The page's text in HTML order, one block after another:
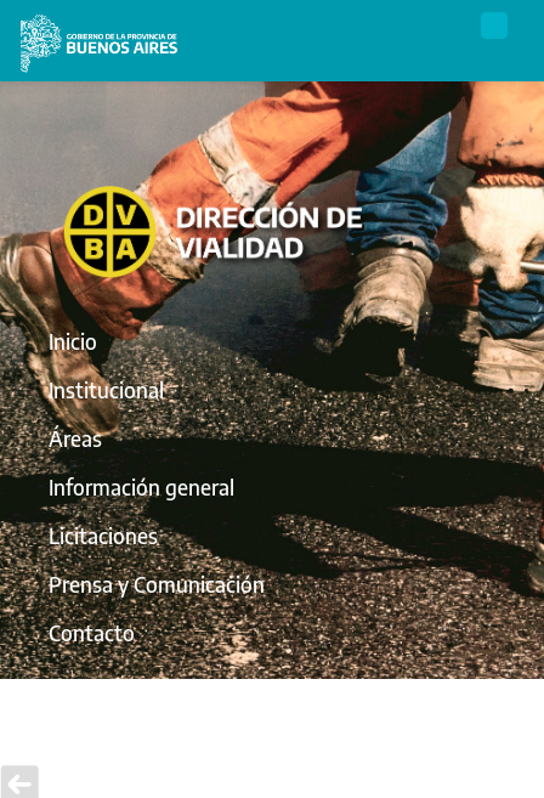
Inicio
Institucional
Áreas
Información general
Licitaciones
Prensa y Comunicación
Contacto